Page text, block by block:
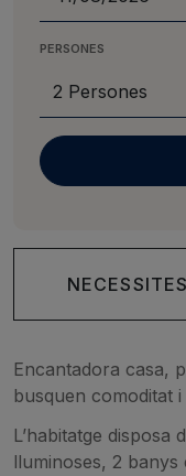
PERSONES
Encantadora casa,
busquen comoditat i
L’habitatge disposa
lluminoses, 2